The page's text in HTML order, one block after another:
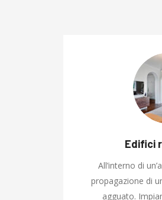
Edifici
All’interno di
propagazione di
agguato.